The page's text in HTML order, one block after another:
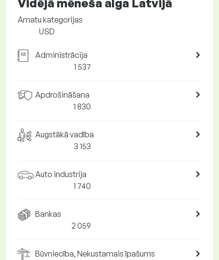
Vidējā mēneša alga Latvijā
Amatu kategorijas
USD
Administrācija
1 537
Apdrošināšana
1 830
Augstākā vadība
3 153
Auto industrija
1 740
Bankas
2 059
Būvniecība, Nekustamais īpašums